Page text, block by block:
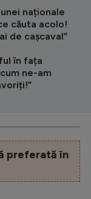
naționale
căuta acolo!
de cașcaval”
în fața
ne-am
preferată în